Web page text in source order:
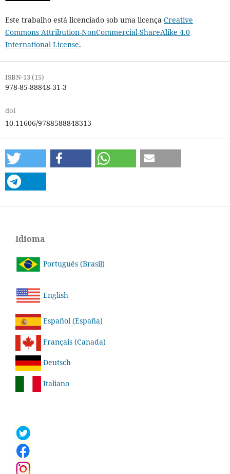
Este trabalho está licenciado sob uma licença Creative
Commons Attribution-NonCommercial-ShareAlike 4.0
International License.
ISBN-13 (15)
978-85-88848-31-3
doi
10.11606/9788588848313
Idioma
Português (Brasil)
English
Español (España)
Français (Canada)
Deutsch
Italiano